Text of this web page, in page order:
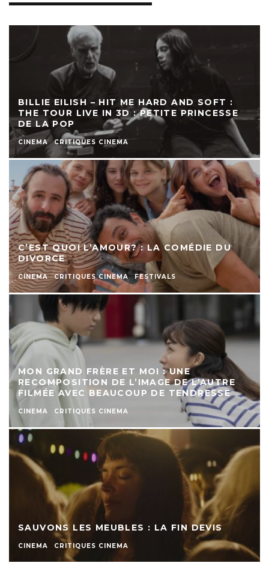
BILLIE EILISH – HIT ME HARD AND SOFT :
THE TOUR LIVE IN 3D : PETITE PRINCESSE
DE LA POP
CINEMA CRITIQUES CINEMA
C’EST QUOI L’AMOUR? : LA COMÉDIE DU
DIVORCE
CINEMA CRITIQUES CINEMA FESTIVALS
MON GRAND FRÈRE ET MOI : UNE
RECOMPOSITION DE L’IMAGE DE L’AUTRE
FILMÉE AVEC BEAUCOUP DE TENDRESSE
CINEMA CRITIQUES CINEMA
SAUVONS LES MEUBLES : LA FIN DEVIS
CINEMA CRITIQUES CINEMA